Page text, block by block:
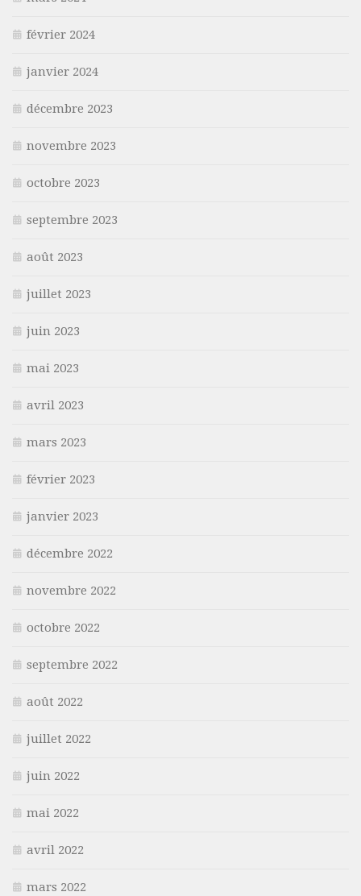
février 2024
janvier 2024
décembre 2023
novembre 2023
octobre 2023
septembre 2023
août 2023
juillet 2023
juin 2023
mai 2023
avril 2023
mars 2023
février 2023
janvier 2023
décembre 2022
novembre 2022
octobre 2022
septembre 2022
août 2022
juillet 2022
juin 2022
mai 2022
avril 2022
mars 2022